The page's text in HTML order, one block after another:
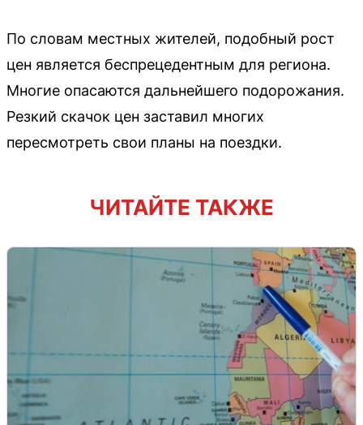
По словам местных жителей, подобный рост
цен является беспрецедентным для региона.
Многие опасаются дальнейшего подорожания.
Резкий скачок цен заставил многих
пересмотреть свои планы на поездки.
ЧИТАЙТЕ ТАКЖЕ